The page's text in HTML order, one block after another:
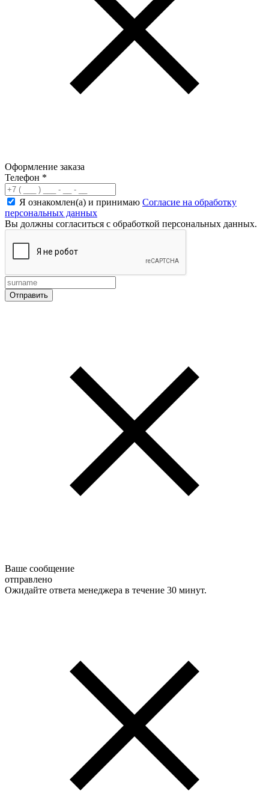
Оформление заказа
Телефон *
Я ознакомлен(а) и принимаю Согласие на обработку
персональных данных
Вы должны согласиться с обработкой персональных данных.
Ваше сообщение
отправлено
Ожидайте ответа менеджера в течение 30 минут.